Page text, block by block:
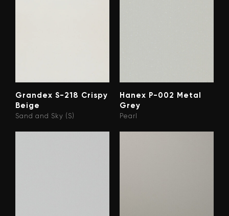
Grandex S-218 Crispy
Beige
Sand and Sky (S)
Hanex P-002 Metal
Grey
Pearl